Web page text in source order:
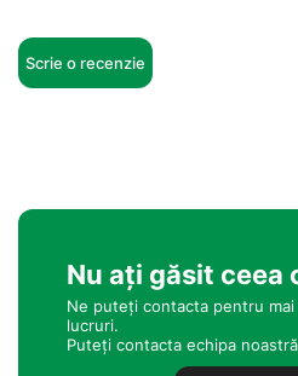
Scrie o recenzie
Nu ați găsit ceea
Ne puteți contacta pentru
lucruri.
Puteți contacta echipa